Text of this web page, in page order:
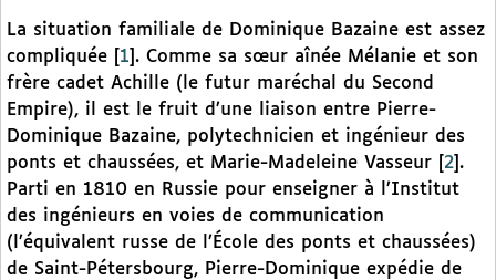
La situation familiale de Dominique Bazaine est assez
compliquée
1 . Comme sa sœur aînée Mélanie et son
frère cadet Achille (le futur maréchal du Second
Empire), il est le fruit d’une liaison entre Pierre-
Dominique Bazaine, polytechnicien et ingénieur des
ponts et chaussées, et Marie-Madeleine Vasseur
2 .
Parti en 1810 en Russie pour enseigner à l’Institut
des ingénieurs en voies de communication
(l’équivalent russe de l’École des ponts et chaussées)
de Saint-Pétersbourg, Pierre-Dominique expédie de